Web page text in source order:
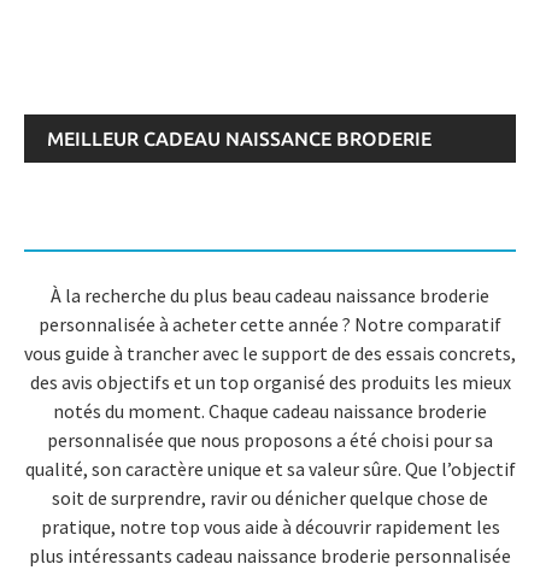
MEILLEUR CADEAU NAISSANCE BRODERIE
À la recherche du plus beau cadeau naissance broderie
personnalisée à acheter cette année ? Notre comparatif
vous guide à trancher avec le support de des essais concrets,
des avis objectifs et un top organisé des produits les mieux
notés du moment. Chaque cadeau naissance broderie
personnalisée que nous proposons a été choisi pour sa
qualité, son caractère unique et sa valeur sûre. Que l’objectif
soit de surprendre, ravir ou dénicher quelque chose de
pratique, notre top vous aide à découvrir rapidement les
plus intéressants cadeau naissance broderie personnalisée